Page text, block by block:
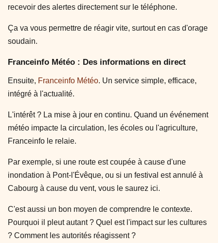
recevoir des alertes directement sur le téléphone.
Ça va vous permettre de réagir vite, surtout en cas d'orage
soudain.
Franceinfo Météo : Des informations en direct
Ensuite, Franceinfo Météo. Un service simple, efficace,
intégré à l'actualité.
L'intérêt ? La mise à jour en continu. Quand un événement
météo impacte la circulation, les écoles ou l'agriculture,
Franceinfo le relaie.
Par exemple, si une route est coupée à cause d'une
inondation à Pont-l'Évêque, ou si un festival est annulé à
Cabourg à cause du vent, vous le saurez ici.
C'est aussi un bon moyen de comprendre le contexte.
Pourquoi il pleut autant ? Quel est l'impact sur les cultures
? Comment les autorités réagissent ?